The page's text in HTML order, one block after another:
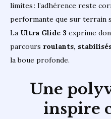
limites : l’adhérence reste
performante que sur terrain
La Ultra Glide 3 exprime
parcours roulants,
la boue profonde.
Une
inspire